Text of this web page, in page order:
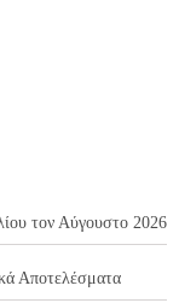
τον Αύγουστο 2026
Αποτελέσματα